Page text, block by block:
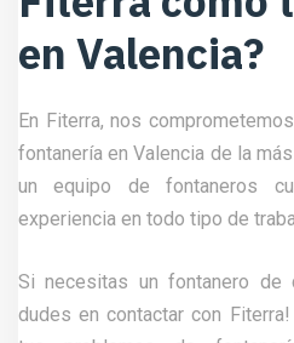
en Valencia?
En Fiterra, nos
fontanería en Valencia de la
un equipo de fontaneros
experiencia en todo tipo de
Si necesitas un fontanero de
dudes en contactar con